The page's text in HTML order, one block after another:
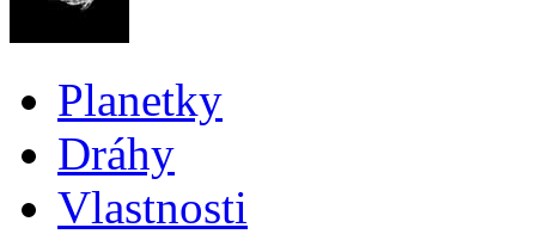
Planetky
Dráhy
Vlastnosti